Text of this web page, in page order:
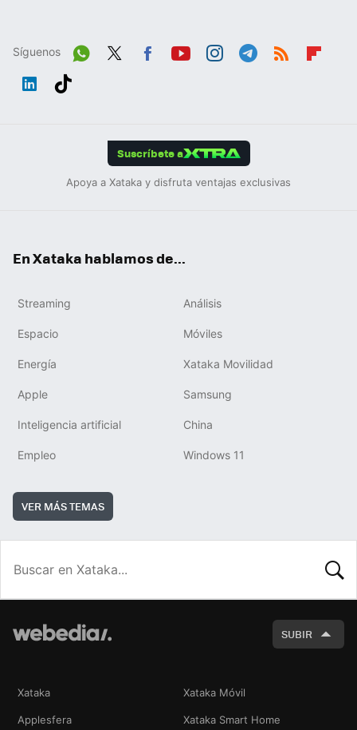
Síguenos
Wh
Suscríbete a
Apoya a Xataka y disfruta ventajas exclusivas
En Xataka hablamos de...
Streaming Análisis
Espacio Móviles
Energía Xataka Movilidad
Apple Samsung
Inteligencia artificial China
Empleo Windows 11
VER MÁS TEMAS
SUBIR
Xataka Xataka Móvil
Applesfera Xataka Smart Home